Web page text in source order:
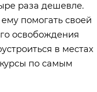
раза дешевле.
помогать своей
освобождения
в местах
по самым